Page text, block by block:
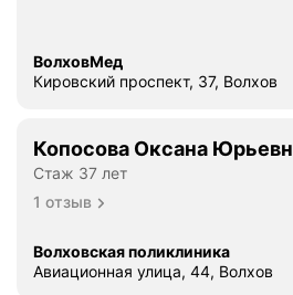
ВолховМед
Кировский проспект, 37, Волхов
Копосова Оксана
Стаж 37 лет
1 отзыв
Волховская поликлиника
Авиационная улица, 44, Волхов